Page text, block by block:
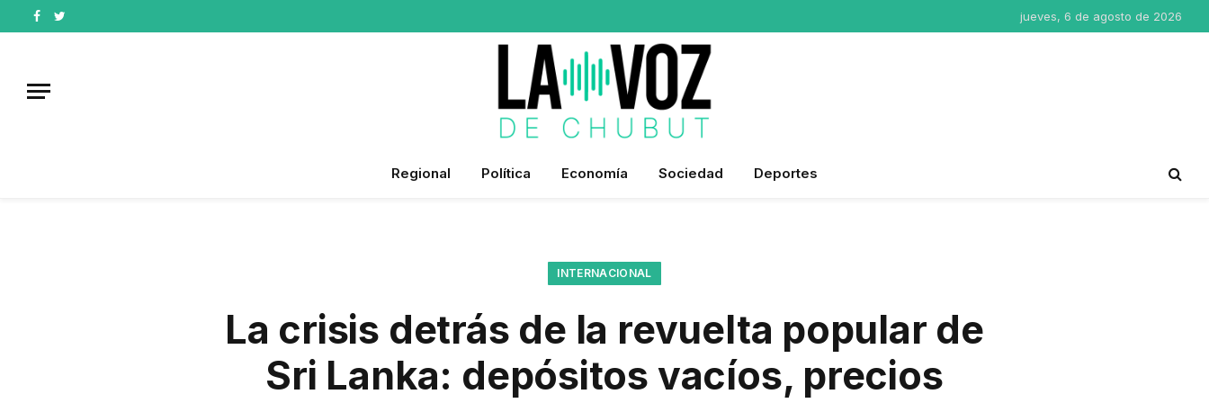
Facebook
Twitter
jueves, 6 de agosto de 2026
Regional Política Economía Sociedad Deportes
INTERNACIONAL
La crisis detrás de la revuelta popular de
Sri Lanka: depósitos vacíos, precios